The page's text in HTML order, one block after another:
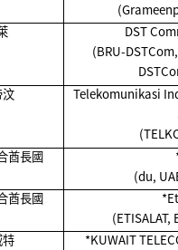
DST
(BRU-
Telekomunikasi
酋長國
(du,
酋長國
(ETISALAT,
*KUWAIT